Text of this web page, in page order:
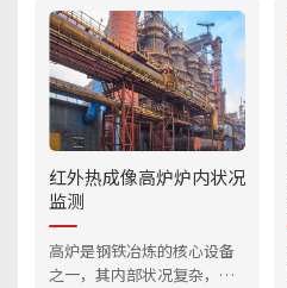
红外热成像高炉炉内状况
监测
高炉是钢铁冶炼的核心设备
之一，其内部状况复杂，对